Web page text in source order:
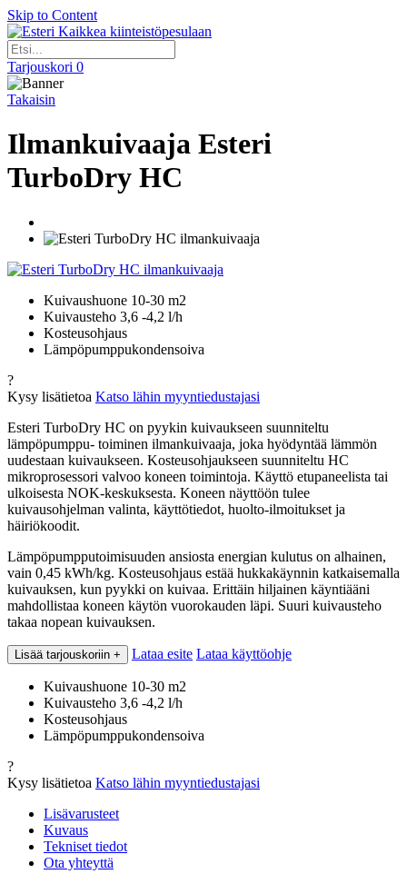
Skip to Content
Kaikkea kiinteistöpesulaan
Tarjouskori 0
Takaisin
Ilmankuivaaja Esteri
TurboDry HC
Kuivaushuone 10-30 m2
Kuivausteho 3,6 -4,2 l/h
Kosteusohjaus
Lämpöpumppukondensoiva
?
Kysy lisätietoa Katso lähin myyntiedustajasi
Esteri TurboDry HC on pyykin kuivaukseen suunniteltu
lämpöpumppu- toiminen ilmankuivaaja, joka hyödyntää lämmön
uudestaan kuivaukseen. Kosteusohjaukseen suunniteltu HC
mikroprosessori valvoo koneen toimintoja. Käyttö etupaneelista tai
ulkoisesta NOK-keskuksesta. Koneen näyttöön tulee
kuivausohjelman valinta, käyttötiedot, huolto-ilmoitukset ja
häiriökoodit.
Lämpöpumpputoimisuuden ansiosta energian kulutus on alhainen,
vain 0,45 kWh/kg. Kosteusohjaus estää hukkakäynnin katkaisemalla
kuivauksen, kun pyykki on kuivaa. Erittäin hiljainen käyntiääni
mahdollistaa koneen käytön vuorokauden läpi. Suuri kuivausteho
takaa nopean kuivauksen.
Lisää tarjouskoriin + Lataa esite Lataa käyttöohje
Kuivaushuone 10-30 m2
Kuivausteho 3,6 -4,2 l/h
Kosteusohjaus
Lämpöpumppukondensoiva
?
Kysy lisätietoa Katso lähin myyntiedustajasi
Lisävarusteet
Kuvaus
Tekniset tiedot
Ota yhteyttä